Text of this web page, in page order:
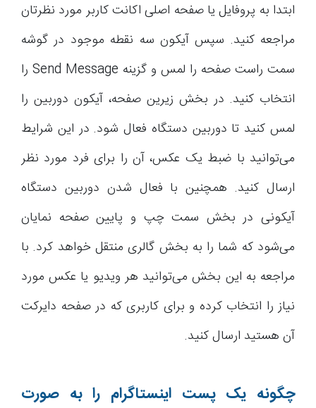
ابتدا به پروفایل یا صفحه اصلی اکانت کاربر مورد نظرتان
مراجعه کنید. سپس آیکون سه نقطه موجود در گوشه
سمت راست صفحه را لمس و گزینه Send Message را
انتخاب کنید. در بخش زیرین صفحه، آیکون دوربین را
لمس کنید تا دوربین دستگاه فعال شود. در این شرایط
می‌توانید با ضبط یک عکس، آن را برای فرد مورد نظر
ارسال کنید. همچنین با فعال شدن دوربین دستگاه
آیکونی در بخش سمت چپ و پایین صفحه نمایان
می‌شود که شما را به بخش گالری منتقل خواهد کرد. با
مراجعه به این بخش می‌توانید هر ویدیو یا عکس مورد
نیاز را انتخاب کرده و برای کاربری که در صفحه دایرکت
آن هستید ارسال کنید.
چگونه یک پست اینستاگرام را به صورت